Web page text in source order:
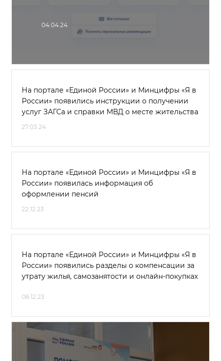
04.04.24
На портале «Единой России» и Минцифры «Я в
России» появились инструкции о получении
услуг ЗАГСа и справки МВД о месте жительства
27.03.24
На портале «Единой России» и Минцифры «Я в
России» появилась информация об
оформлении пенсий
22.12.23
На портале «Единой России» и Минцифры «Я в
России» появились разделы о компенсации за
утрату жилья, самозанятости и онлайн-покупках
06.12.23